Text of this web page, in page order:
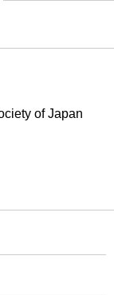
of Japan